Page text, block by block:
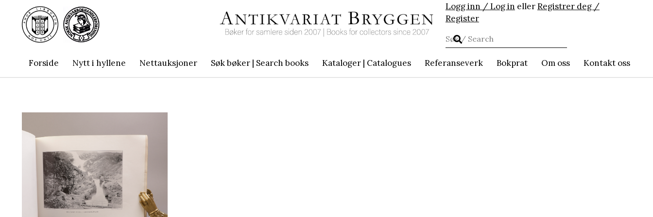
Logg inn / Log in ellerRegistrer deg /
Register
Forside Nytt i hyllene Nettauksjoner Søk bøker | Search books Kataloger | Catalogues Referanseverk Bokprat Om oss Kontakt oss